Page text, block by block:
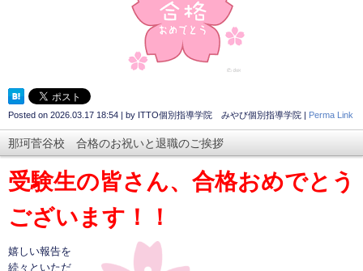
Posted on 2026.03.17 18:54 | by ITTO個別指導学院 みやび個別指導学院 | Perma Link
那珂菅谷校 合格のお祝いと退職のご挨拶
受験生の皆さん、合格おめでとう
ございます！！
嬉しい報告を
続々といただ